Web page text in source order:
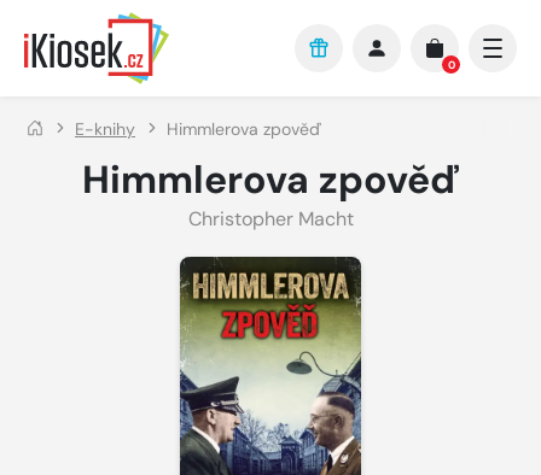
Přejít na hlavní obsah
0
E-knihy Himmlerova zpověď
Himmlerova zpověď
Christopher Macht